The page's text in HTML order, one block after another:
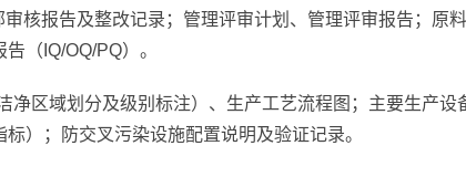
核报告及整改记录；管理评审计划、管理评审报告；原
（IQ/OQ/PQ）。
净区域划分及级别标注）、生产工艺流程图；主要生产设
）；防交叉污染设施配置说明及验证记录。